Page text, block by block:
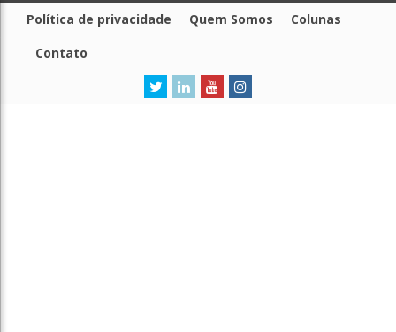
Política de privacidade Quem Somos
Colunas
Contato